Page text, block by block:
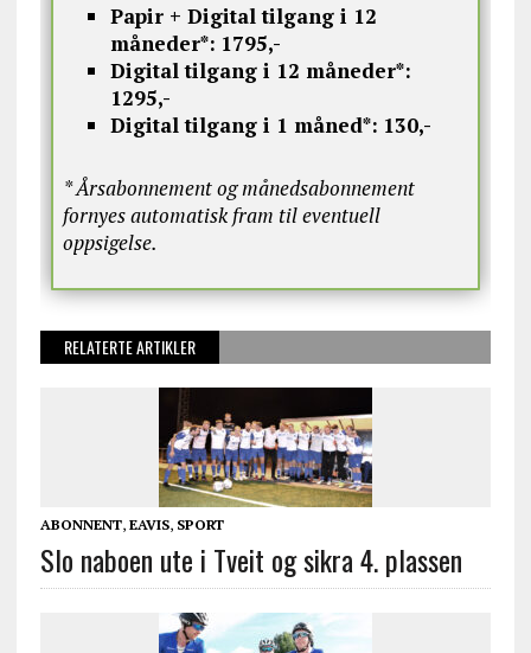
Papir + Digital tilgang i 12
måneder*: 1795,-
Digital tilgang i 12 måneder*:
1295,-
Digital tilgang i 1 måned*: 130,-
* Årsabonnement og månedsabonnement
fornyes automatisk fram til eventuell
oppsigelse.
RELATERTE ARTIKLER
ABONNENT, EAVIS, SPORT
Slo naboen ute i Tveit og sikra 4. plassen